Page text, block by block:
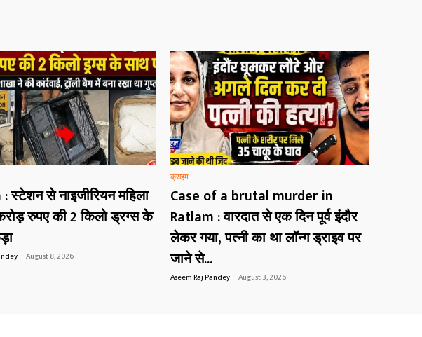
स्टेशन से नाइजीरियन महिला
रुपए की 2 किलो ड्रग्स के
- August 8, 2026
क्राइम
Case of a brutal murder in
Ratlam : वारदात से एक दिन पूर्व इंदौर
लेकर गया, पत्नी का था लॉन्ग ड्राइव पर
जाने से...
Aseem Raj Pandey - August 3, 2026